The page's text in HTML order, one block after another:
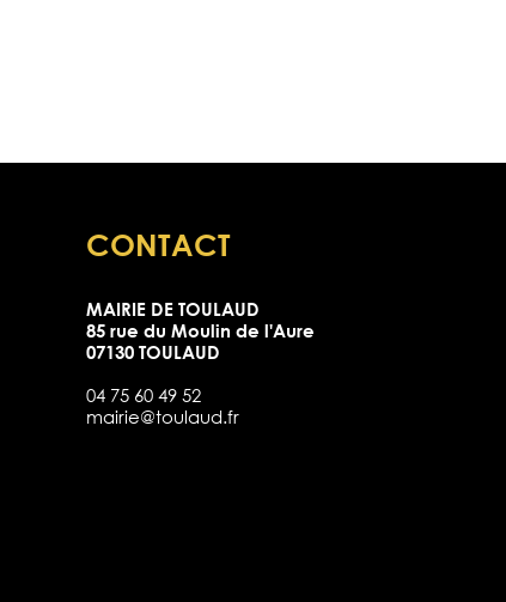
CONTACT
MAIRIE DE TOULAUD
85 rue du Moulin de l'Aure
07130 TOULAUD
04 75 60 49 52
mairie@toulaud.fr